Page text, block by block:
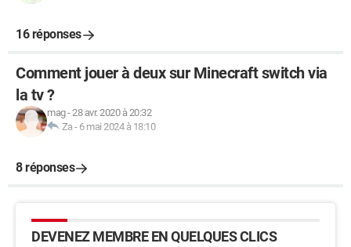
16 réponses
Comment jouer à deux sur Minecraft switch via
la tv ?
mag-28 avr. 2020 à 20:32
Za - 6 mai 2024 à 18:10
8 réponses
DEVENEZ MEMBRE EN QUELQUES CLICS